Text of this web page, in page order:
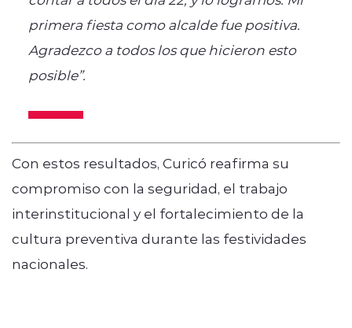
primera fiesta como alcalde fue positiva.
Agradezco a todos los que hicieron esto
posible”.
Con estos resultados, Curicó reafirma su
compromiso con la seguridad, el trabajo
interinstitucional y el fortalecimiento de la
cultura preventiva durante las festividades
nacionales.